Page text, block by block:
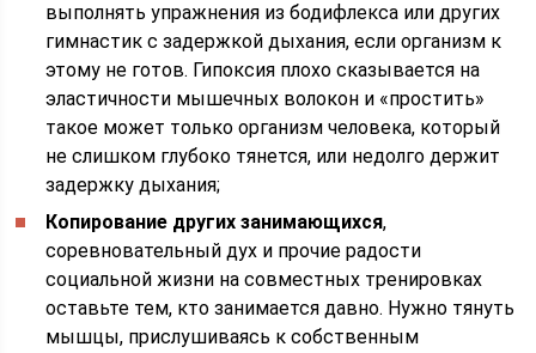
выполнять упражнения из бодифлекса или других
гимнастик с задержкой дыхания, если организм к
этому не готов. Гипоксия плохо сказывается на
эластичности мышечных волокон и «простить»
такое может только организм человека, который
не слишком глубоко тянется, или недолго держит
задержку дыхания;
Копирование других занимающихся,
соревновательный дух и прочие радости
социальной жизни на совместных тренировках
оставьте тем, кто занимается давно. Нужно тянуть
мышцы, прислушиваясь к собственным